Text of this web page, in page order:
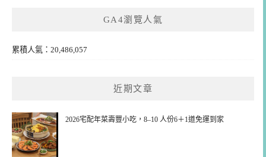
GA4瀏覽人氣
累積人氣：20,486,057
近期文章
2026宅配年菜壽豐小吃，8–10 人份6＋1道免運到家